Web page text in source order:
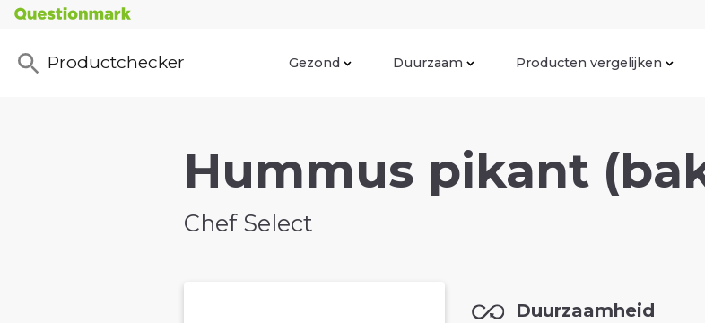
Productchecker Gezond Duurzaam Producten vergelijken
Hummus pikant
Chef Select
Duurzaamheid